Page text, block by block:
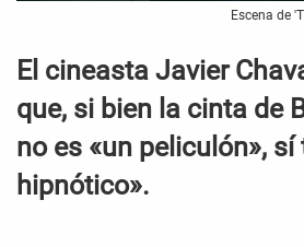
Escena de
El cineasta Javier
que, si bien la cinta de
no es «un peliculón», sí
hipnótico».